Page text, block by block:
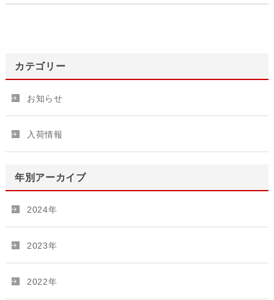
カテゴリー
お知らせ
入荷情報
年別アーカイブ
2024年
2023年
2022年